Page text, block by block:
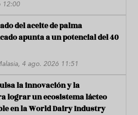
12:00
del aceite de palma
apunta a un potencial del 40
4 ago. 2026 11:51
la innovación y la
lograr un ecosistema lácteo
en la World Dairy Industry